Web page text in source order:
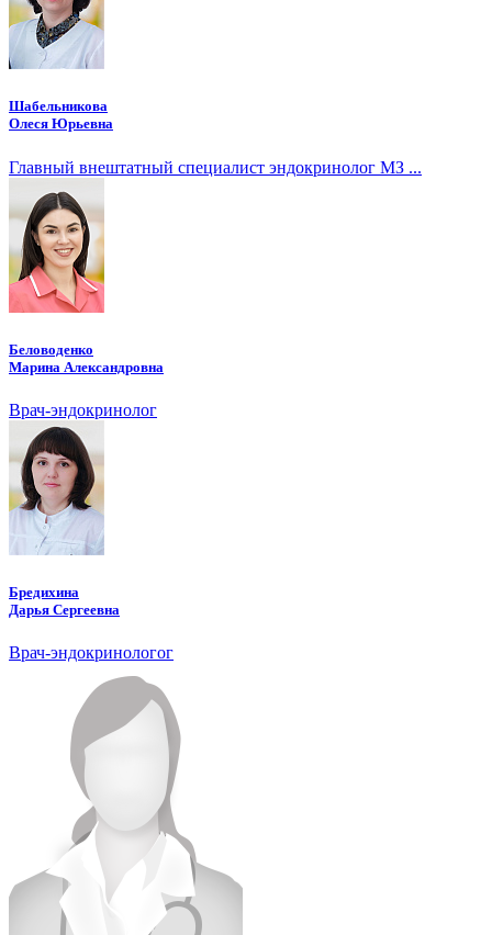
Шабельникова
Олеся Юрьевна
Главный внештатный специалист эндокринолог МЗ ...
Беловоденко
Марина Александровна
Врач-эндокринолог
Бредихина
Дарья Сергеевна
Врач-эндокринологог